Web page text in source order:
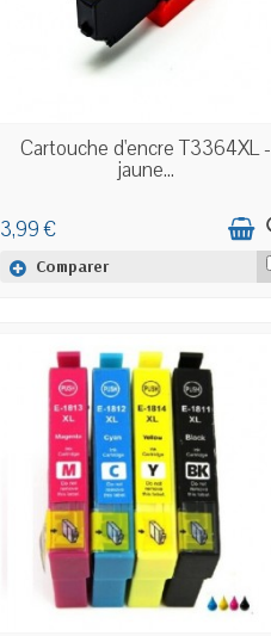
EN STOCK
Cartouche d'encre T3364XL -
jaune...
3,99 €
Comparer